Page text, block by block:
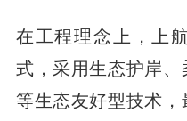
在工程理念上，上
式，采用生态护岸
等生态友好型技术